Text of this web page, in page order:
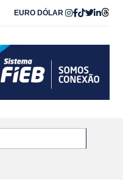
EURO DÓLAR